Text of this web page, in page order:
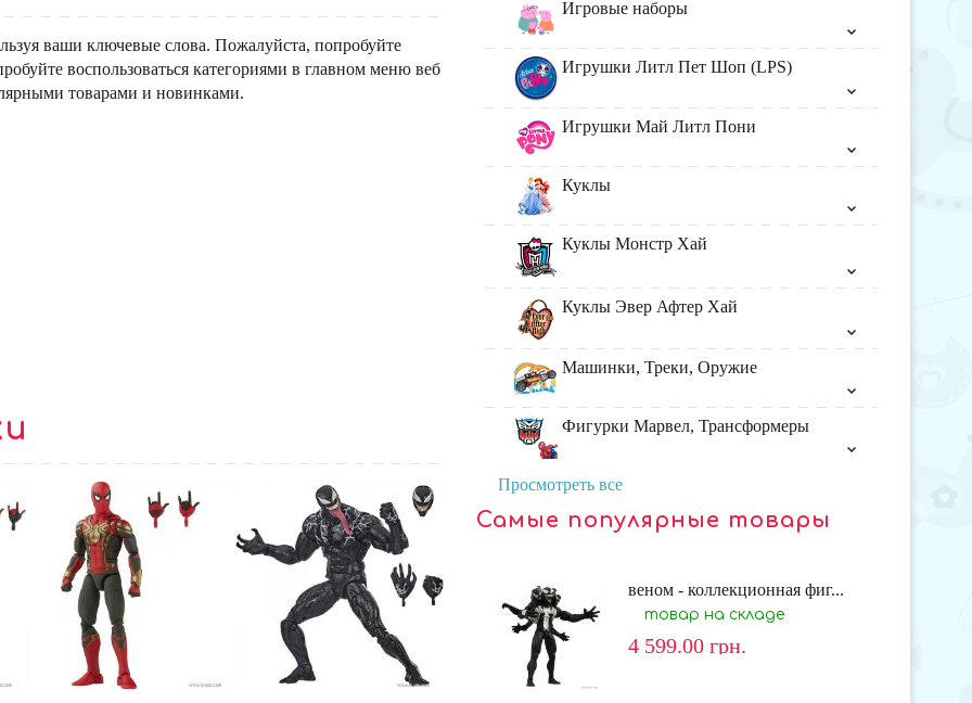
ваши ключевые слова. Пожалуйста, попробуйте
воспользоваться категориями в главном меню веб
товарами и новинками.
Игровые наборы
Игрушки Литл Пет Шоп (LPS)
Игрушки Май Литл Пони
Куклы
Куклы Монстр Хай
Куклы Эвер Афтер Хай
Машинки, Треки, Оружие
Фигурки Марвел, Трансформеры
Просмотреть все
Самые популярные товары
веном - коллекционная фиг...
товар на складе
4 599.00 грн.